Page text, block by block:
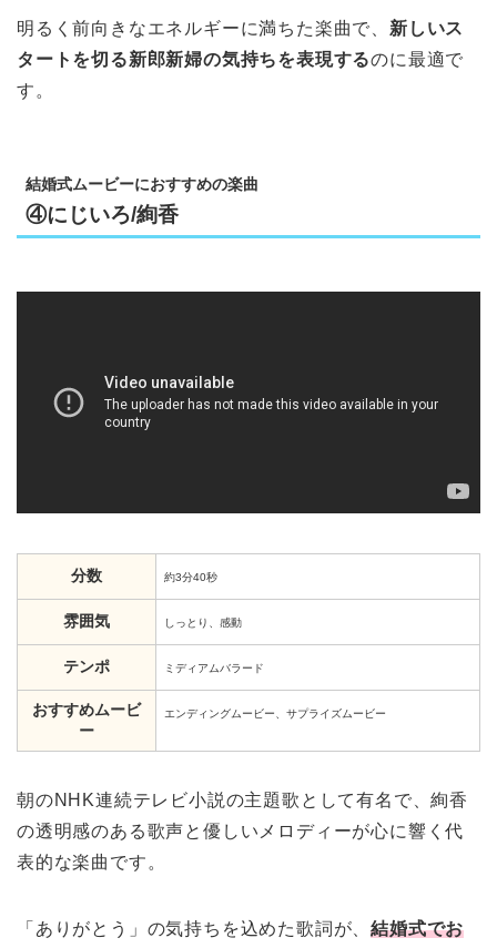
明るく前向きなエネルギーに満ちた楽曲で、 新しいス
タートを切る新郎新婦の気持ちを表現するのに最適で
す。
結婚式ムービーにおすすめの楽曲
④にじいろ/絢香
分数 約3分40秒
雰囲気 しっとり、感動
テンポ ミディアムバラード
おすすめムービ
ー
エンディングムービー、サプライズムービー
朝のNHK連続テレビ小説の主題歌として有名で、絢香
の透明感のある歌声と優しいメロディーが心に響く代
表的な楽曲です。
「ありがとう」の気持ちを込めた歌詞が、結婚式でお